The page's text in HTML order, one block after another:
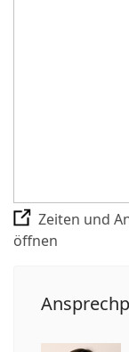
Zeiten und
öffnen